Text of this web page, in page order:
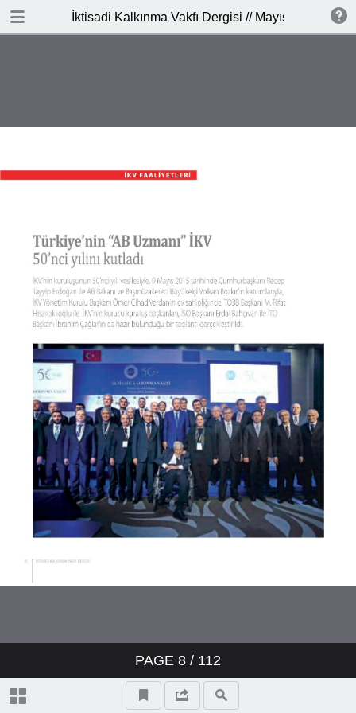
İktisadi Kalkınma Vakfı Dergisi // Mayıs-Haziran
PAGE 8 / 112
DOWNLOAD PDF